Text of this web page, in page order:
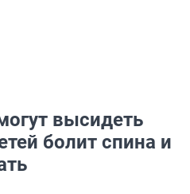
высидеть
болит спина и